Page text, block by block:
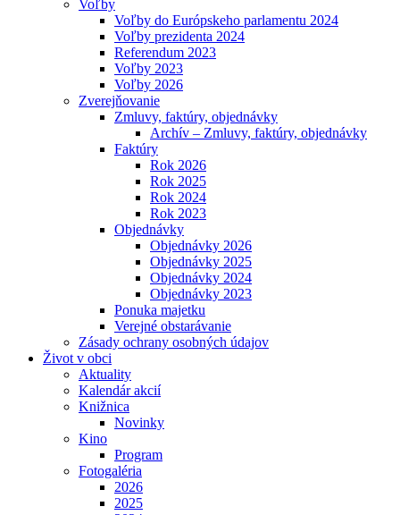
Voľby
Voľby do Európskeho parlamentu 2024
Voľby prezidenta 2024
Referendum 2023
Voľby 2023
Voľby 2026
Zverejňovanie
Zmluvy, faktúry, objednávky
Archív – Zmluvy, faktúry, objednávky
Faktúry
Rok 2026
Rok 2025
Rok 2024
Rok 2023
Objednávky
Objednávky 2026
Objednávky 2025
Objednávky 2024
Objednávky 2023
Ponuka majetku
Verejné obstarávanie
Zásady ochrany osobných údajov
Život v obci
Aktuality
Kalendár akcií
Knižnica
Novinky
Kino
Program
Fotogaléria
2026
2025